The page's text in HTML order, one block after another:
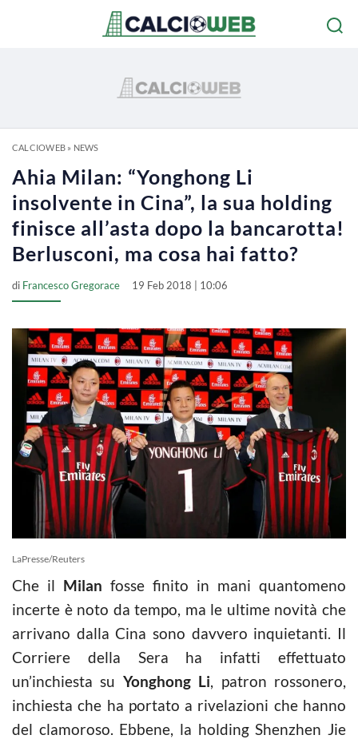
CALCIOWEB» NEWS
Ahia Milan: “Yonghong Li
insolvente in Cina”, la sua holding
finisce all’asta dopo la bancarotta!
Berlusconi, ma cosa hai fatto?
di Francesco Gregorace 19 Feb 2018 | 10:06
LaPresse/Reuters
Che il Milan fosse finito in mani quantomeno
incerte è noto da tempo, ma le ultime novità che
arrivano dalla Cina sono davvero inquietanti. Il
Corriere della Sera ha infatti effettuato
un’inchiesta su Yonghong Li, patron rossonero,
inchiesta che ha portato a rivelazioni che hanno
del clamoroso. Ebbene, la holding Shenzhen Jie